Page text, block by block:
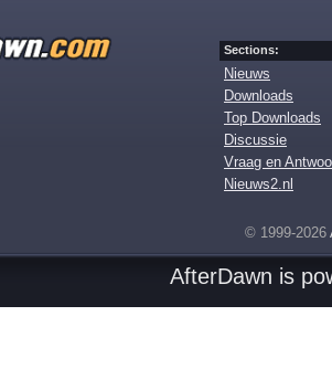
Sections:
Nieuws
Downloads
Top Downloads
Discussie
Vraag en
Nieuws2.nl
© 1999-2026
AfterDawn is